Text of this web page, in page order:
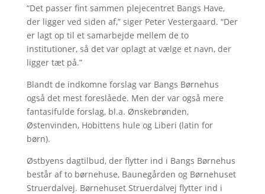
“Det passer fint sammen plejecentret Bangs Have,
der ligger ved siden af,” siger Peter Vestergaard. “Der
er lagt op til et samarbejde mellem de to
institutioner, så det var oplagt at vælge et navn, der
ligger tæt på.”
Blandt de indkomne forslag var Bangs Børnehus
også det mest foreslåede. Men der var også mere
fantasifulde forslag, bl.a. Ønskebrønden,
Østenvinden, Hobittens hule og Liberi (latin for
børn).
Østbyens dagtilbud, der flytter ind i Bangs Børnehus
består af to børnehuse, Baunegården og Børnehuset
Struerdalvej. Børnehuset Struerdalvej flytter ind i